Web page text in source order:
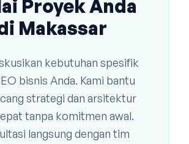
Proyek Anda
Makassar
kebutuhan spesifik
bisnis Anda. Kami bantu
strategi dan arsitektur
tanpa komitmen awal.
langsung dengan tim